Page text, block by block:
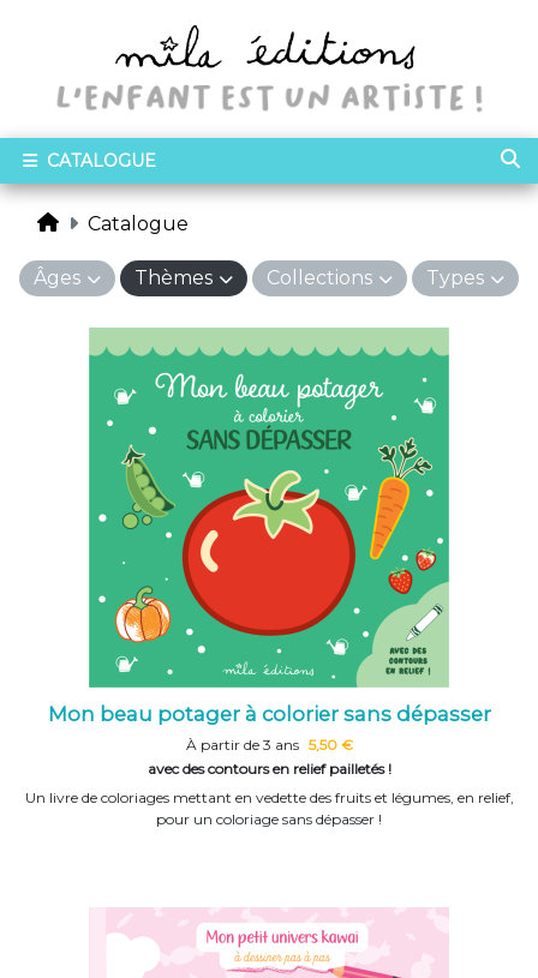
CATALOGUE
Catalogue
Âges Thèmes Collections Types
Mon beau potager à colorier sans dépasser
À partir de 3 ans 5,50 €
avec des contours en relief pailletés !
Un livre de coloriages mettant en vedette des fruits et légumes, en relief,
pour un coloriage sans dépasser !